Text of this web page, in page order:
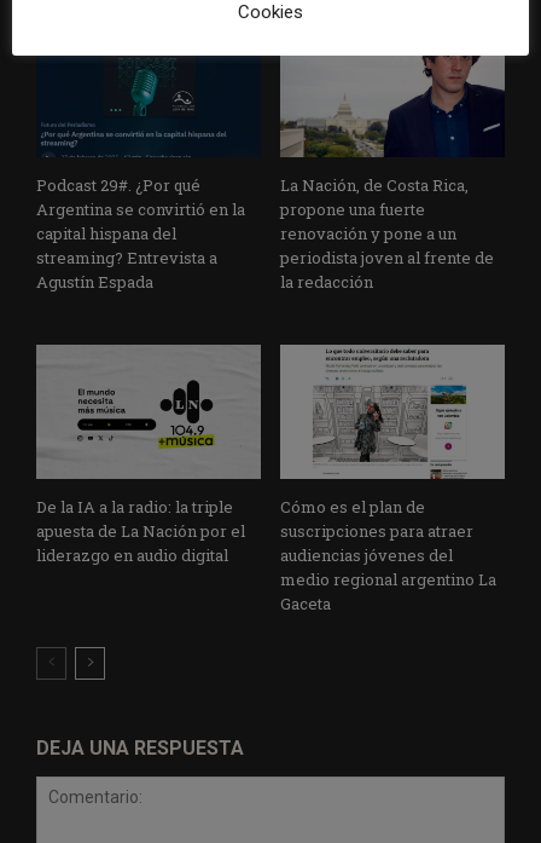
Podcast 29#. ¿Por qué
Argentina se convirtió en la
capital hispana del
streaming? Entrevista a
Agustín Espada
La Nación, de Costa Rica,
propone una fuerte
renovación y pone a un
periodista joven al frente de
la redacción
De la IA a la radio: la triple
apuesta de La Nación por el
liderazgo en audio digital
Cómo es el plan de
suscripciones para atraer
audiencias jóvenes del
medio regional argentino La
Gaceta
DEJA UNA RESPUESTA
Cookies